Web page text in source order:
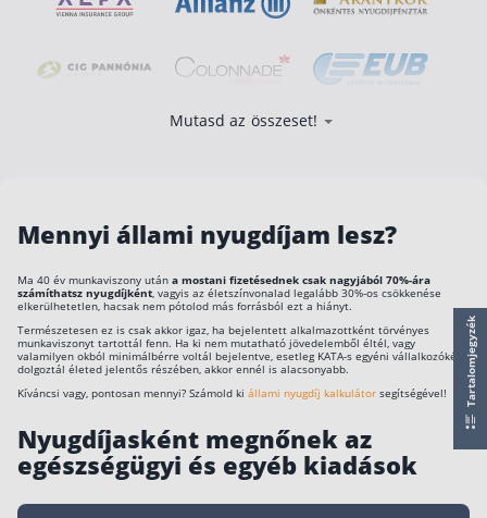
Lakástakarék
Hitel
Vállalkozói hitel
Hitelkiváltás
Vagyonbiztosítások
Kötelező biztosítás (KGFB)
Casco
Utasbiztosítás
Lakásbiztosítás útmutató – Hogyan válassz?
Lakásbiztosítás: válaszok az 50 leggyakoribb
Mutasd az összeset!
Mennyi állami nyugdíjam lesz?
Ma 40 év munkaviszony után a mostani fizetésednek csak nagyjából 70%-ára
számíthatsz nyugdíjként, vagyis az életszínvonalad legalább 30%-os csökkenése
elkerülhetetlen, hacsak nem pótolod más forrásból ezt a hiányt.
Természetesen ez is csak akkor igaz, ha bejelentett alkalmazottként törvényes
munkaviszonyt tartottál fenn. Ha ki nem mutatható jövedelemből éltél, vagy
valamilyen okból minimálbérre voltál bejelentve, esetleg KATA-s egyéni vállalkozóként
dolgoztál életed jelentős részében, akkor ennél is alacsonyabb.
Kíváncsi vagy, pontosan mennyi? Számold ki állami nyugdíj kalkulátor segítségével!
Nyugdíjasként megnőnek az
egészségügyi és egyéb kiadások
Tartalomjegyzék